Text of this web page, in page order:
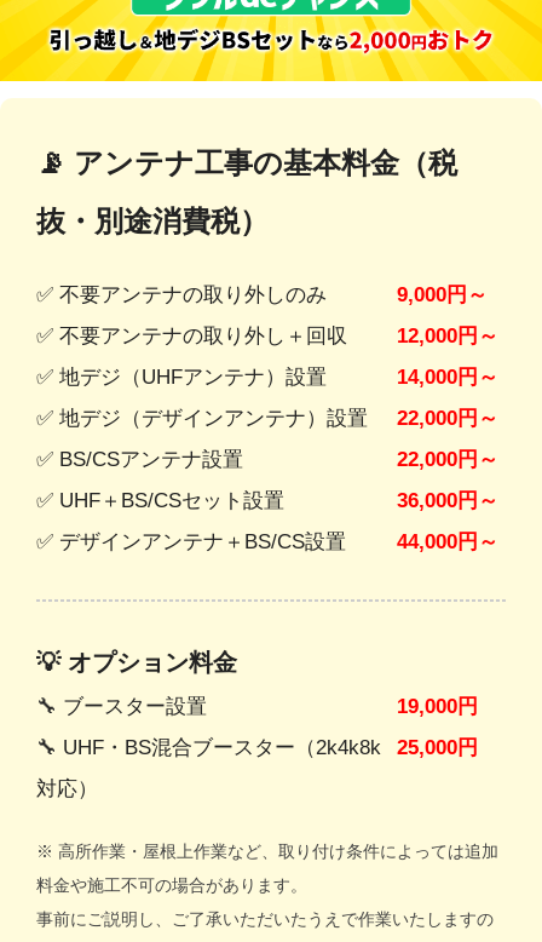
📡 アンテナ工事の基本料金（税
抜・別途消費税）
✅ 不要アンテナの取り外しのみ
9,000円～
✅ 不要アンテナの取り外し＋回収
12,000円～
✅ 地デジ（UHFアンテナ）設置
14,000円～
✅ 地デジ（デザインアンテナ）設置
22,000円～
✅ BS/CSアンテナ設置
22,000円～
✅ UHF＋BS/CSセット設置
36,000円～
✅ デザインアンテナ＋BS/CS設置
44,000円～
💡 オプション料金
🔧 ブースター設置
19,000円
🔧 UHF・BS混合ブースター（2k4k8k
対応）
25,000円
※ 高所作業・屋根上作業など、取り付け条件によっては追加
料金や施工不可の場合があります。
事前にご説明し、ご了承いただいたうえで作業いたしますの